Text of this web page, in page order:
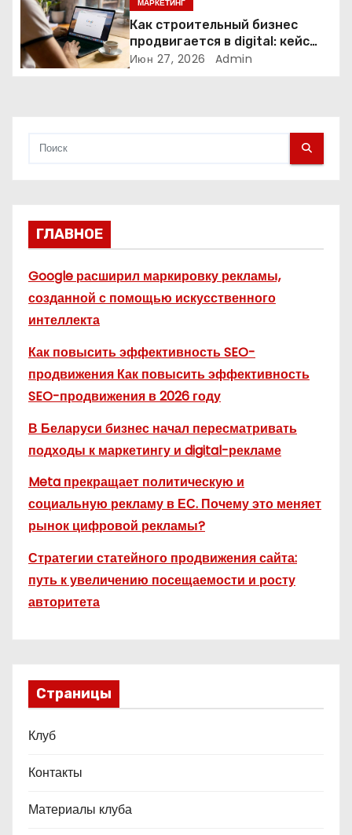
с
я
МАРКЕТИНГ
Как строительный бизнес
продвигается в digital: кейс
нишевых услуг
Июн 27, 2026 Admin
ГЛАВНОЕ
Google расширил маркировку рекламы,
созданной с помощью искусственного
интеллекта
Как повысить эффективность SEO-
продвижения Как повысить эффективность
SEO-продвижения в 2026 году
В Беларуси бизнес начал пересматривать
подходы к маркетингу и digital-рекламе
Meta прекращает политическую и
социальную рекламу в ЕС. Почему это меняет
рынок цифровой рекламы?
Стратегии статейного продвижения сайта:
путь к увеличению посещаемости и росту
авторитета
Страницы
Клуб
Контакты
Материалы клуба